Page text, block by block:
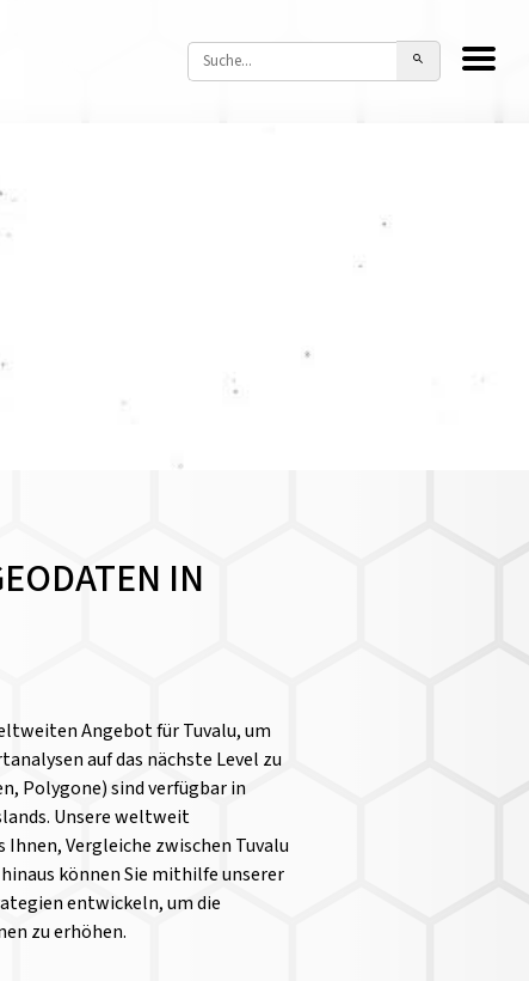
IN
Angebot für Tuvalu, um
auf das nächste Level zu
Polygone) sind verfügbar in
Unsere weltweit
Vergleiche zwischen Tuvalu
können Sie mithilfe unserer
entwickeln, um die
zu erhöhen.